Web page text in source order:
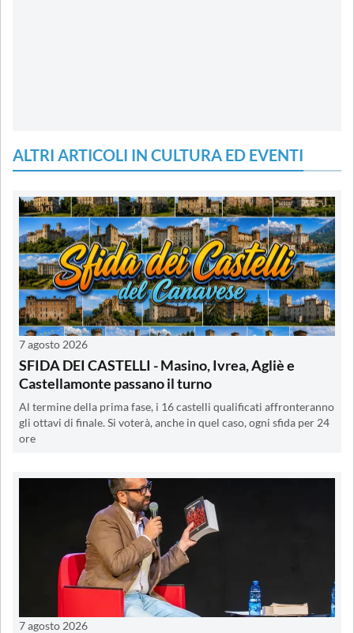
ALTRI ARTICOLI IN CULTURA ED EVENTI
7 agosto 2026
SFIDA DEI CASTELLI - Masino, Ivrea, Agliè e
Castellamonte passano il turno
Al termine della prima fase, i 16 castelli qualificati affronteranno
gli ottavi di finale. Si voterà, anche in quel caso, ogni sfida per 24
ore
7 agosto 2026